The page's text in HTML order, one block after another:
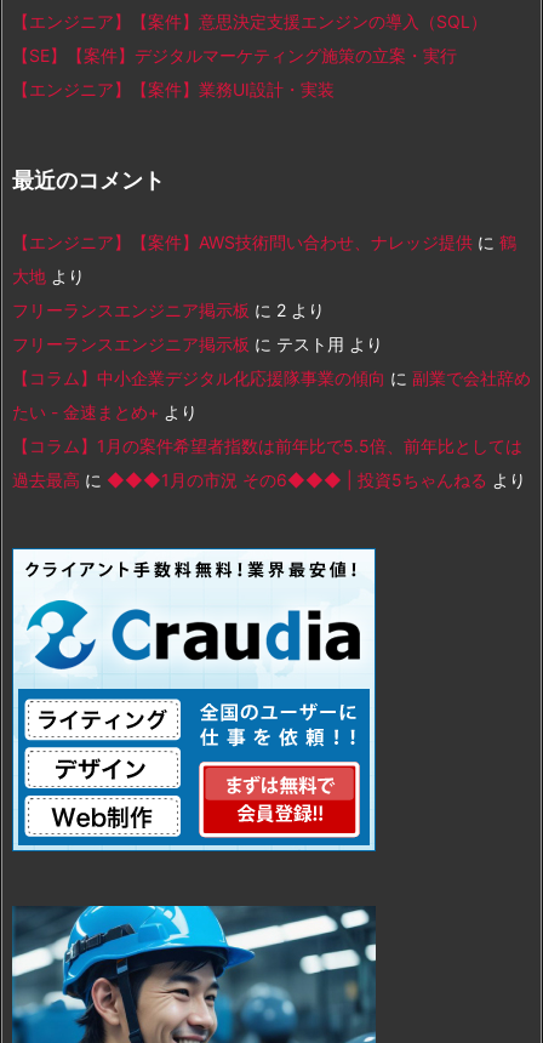
【エンジニア】【案件】意思決定支援エンジンの導入（SQL）
【SE】【案件】デジタルマーケティング施策の立案・実行
【エンジニア】【案件】業務UI設計・実装
最近のコメント
【エンジニア】【案件】AWS技術問い合わせ、ナレッジ提供 に 鶴
大地 より
フリーランスエンジニア掲示板 に 2 より
フリーランスエンジニア掲示板 に テスト用 より
【コラム】中小企業デジタル化応援隊事業の傾向 に 副業で会社辞め
たい - 金速まとめ+ より
【コラム】1月の案件希望者指数は前年比で5.5倍、前年比としては
過去最高 に ◆◆◆1月の市況 その6◆◆◆ | 投資5ちゃんねる より